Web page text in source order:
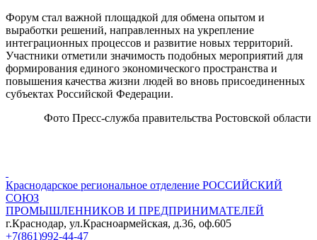
Форум стал важной площадкой для обмена опытом и
выработки решений, направленных на укрепление
интеграционных процессов и развитие новых территорий.
Участники отметили значимость подобных мероприятий для
формирования единого экономического пространства и
повышения качества жизни людей во вновь присоединенных
субъектах Российской Федерации.
Фото Пресс-служба правительства Ростовской области
Краснодарское региональное отделение РОССИЙСКИЙ
СОЮЗ
ПРОМЫШЛЕННИКОВ И ПРЕДПРИНИМАТЕЛЕЙ
г.Краснодар, ул.Красноармейская, д.36, оф.605
+7(861)992-44-47